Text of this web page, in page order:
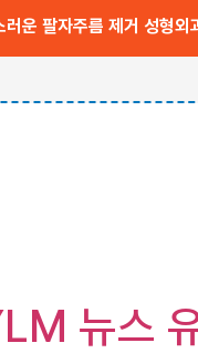
운 팔자주름 제거 성형외
뉴스 유